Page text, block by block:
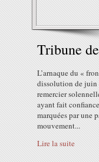
Tribune
L’arnaque du «
dissolution de juin
remercier
ayant fait
marquées par une
mouvement...
Lire la suite